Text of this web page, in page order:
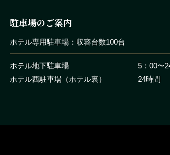
駐車場のご案内
ホテル専用駐車場：収容台数100台
ホテル地下駐車場
5：00〜
ホテル西駐車場（ホテル裏）
24時間